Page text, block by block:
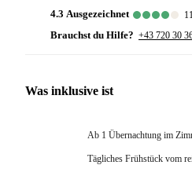
4.3 ausgezeichnet
Brauchst du Hilfe? +43 720 30
Was inklusive ist
Ab 1 Übernachtung im
Tägliches Frühstück vom